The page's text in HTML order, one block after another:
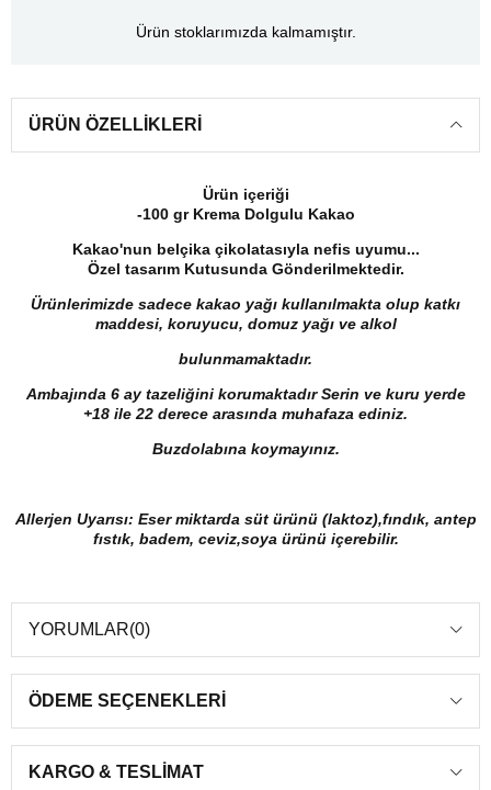
Ürün stoklarımızda kalmamıştır.
ÜRÜN ÖZELLIKLERI
Ürün içeriği
-100 gr Krema Dolgulu Kakao
Kakao'nun belçika çikolatasıyla nefis uyumu...
Özel tasarım Kutusunda Gönderilmektedir.
Ürünlerimizde sadece kakao yağı kullanılmakta olup katkı
maddesi, koruyucu, domuz yağı ve alkol
bulunmamaktadır.
Ambajında 6 ay tazeliğini korumaktadır Serin ve kuru yerde
+18 ile 22 derece arasında muhafaza ediniz.
Buzdolabına koymayınız.
Allerjen Uyarısı: Eser miktarda süt ürünü (laktoz),fındık, antep
fıstık, badem, ceviz,soya ürünü içerebilir.
YORUMLAR(0)
ÖDEME SEÇENEKLERI
KARGO & TESLIMAT